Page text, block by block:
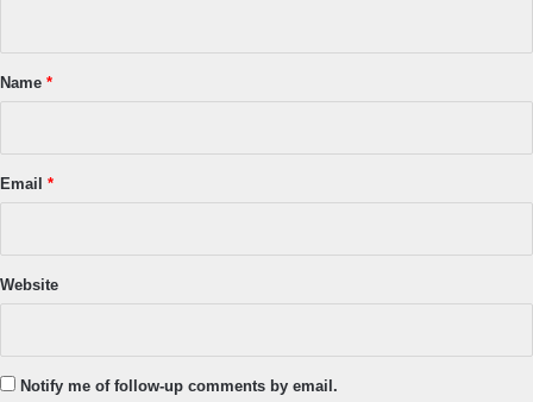
*Name *
Email *
Website
Notify me of follow-up comments by email.